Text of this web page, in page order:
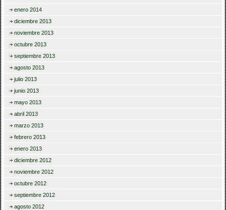
enero 2014
diciembre 2013
noviembre 2013
octubre 2013
septiembre 2013
agosto 2013
julio 2013
junio 2013
mayo 2013
abril 2013
marzo 2013
febrero 2013
enero 2013
diciembre 2012
noviembre 2012
octubre 2012
septiembre 2012
agosto 2012